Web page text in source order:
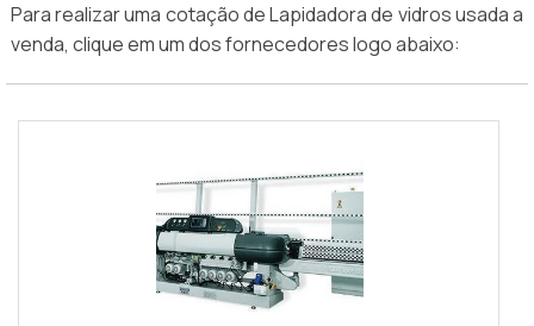
Para realizar uma cotação de Lapidadora de vidros usada a
venda, clique em um dos fornecedores logo abaixo: